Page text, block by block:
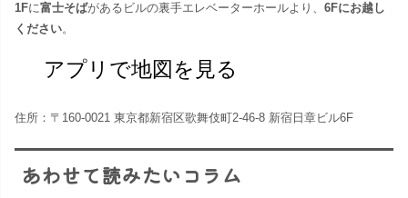
1Fに富士そばがあるビルの裏手エレベーターホールより、 6Fにお越し
ください。
アプリで地図を見る
住所：〒160-0021 東京都新宿区歌舞伎町2-46-8 新宿日章ビル6F
あわせて読みたいコラム